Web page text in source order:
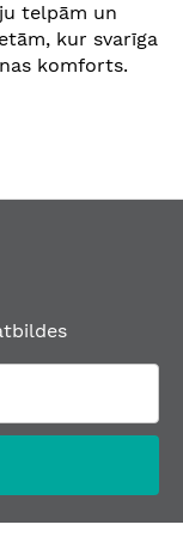
telpām un
kur svarīga
komforts.